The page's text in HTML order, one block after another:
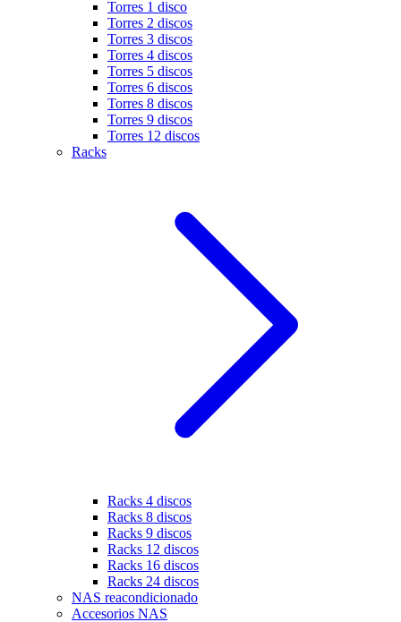
Torres 1 disco
Torres 2 discos
Torres 3 discos
Torres 4 discos
Torres 5 discos
Torres 6 discos
Torres 8 discos
Torres 9 discos
Torres 12 discos
Racks
Racks 4 discos
Racks 8 discos
Racks 9 discos
Racks 12 discos
Racks 16 discos
Racks 24 discos
NAS reacondicionado
Accesorios NAS